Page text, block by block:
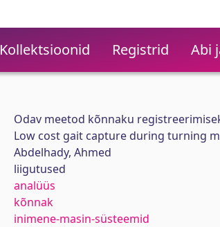
Kollektsioonid Registrid Abi
Odav meetod kõnnaku
Low cost gait capture during turning
Abdelhady, Ahmed
liigutused
analüüs
kõnnak
inimene-masin-süsteemid